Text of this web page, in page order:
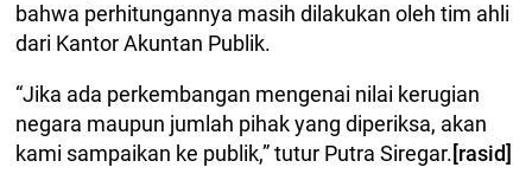
bahwa perhitungannya masih dilakukan oleh tim ahli
dari Kantor Akuntan Publik.
“Jika ada perkembangan mengenai nilai kerugian
negara maupun jumlah pihak yang diperiksa, akan
kami sampaikan ke publik,” tutur Putra Siregar.[rasid]